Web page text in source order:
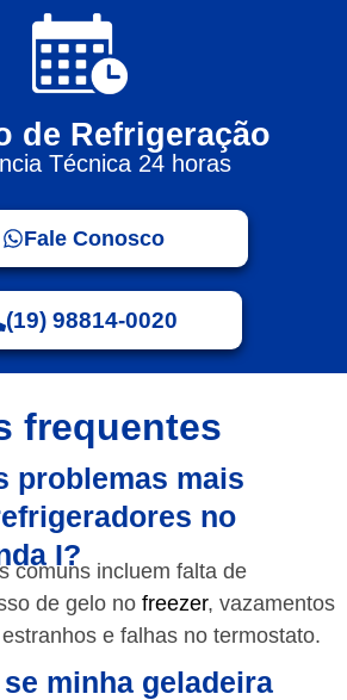
de Refrigeração
Técnica 24 horas
Fale Conosco
(19) 98814-0020
frequentes
problemas mais
no
I?
comuns incluem falta de
de gelo no freezer, vazamentos
e falhas no termostato.
minha geladeira